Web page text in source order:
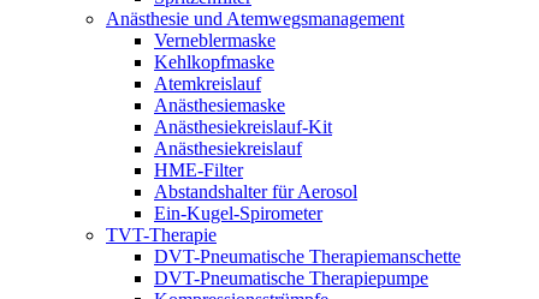
Anästhesie und Atemwegsmanagement
Verneblermaske
Kehlkopfmaske
Atemkreislauf
Anästhesiemaske
Anästhesiekreislauf-Kit
Anästhesiekreislauf
HME-Filter
Abstandshalter für Aerosol
Ein-Kugel-Spirometer
TVT-Therapie
DVT-Pneumatische Therapiemanschette
DVT-Pneumatische Therapiepumpe